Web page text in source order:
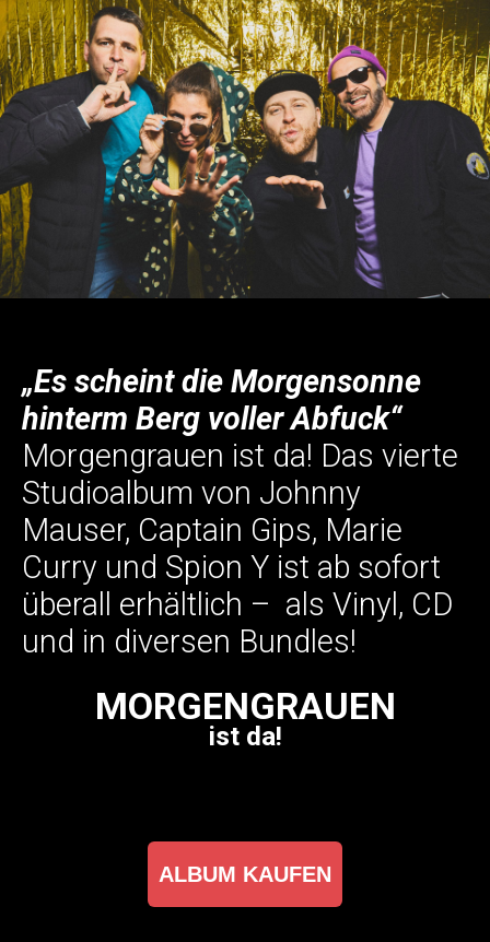
„Es scheint die Morgensonne
hinterm Berg voller Abfuck“
Morgengrauen ist da! Das vierte
Studioalbum von Johnny
Mauser, Captain Gips, Marie
Curry und Spion Y ist ab sofort
überall erhältlich – als Vinyl, CD
und in diversen Bundles!
MORGENGRAUEN
ist da!
ALBUM KAUFEN